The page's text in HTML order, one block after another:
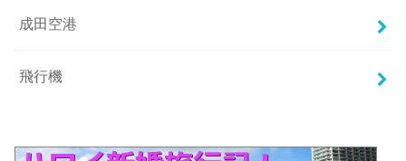
成田空港
飛行機